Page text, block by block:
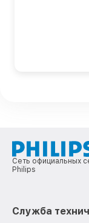
Сеть официальных
Philips
Служба